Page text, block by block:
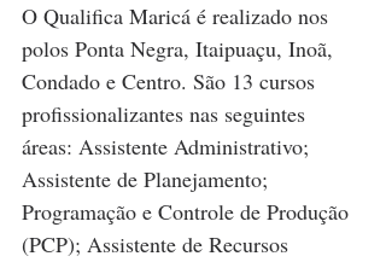
O Qualifica Maricá é realizado nos
polos Ponta Negra, Itaipuaçu, Inoã,
Condado e Centro. São 13 cursos
profissionalizantes nas seguintes
áreas: Assistente Administrativo;
Assistente de Planejamento;
Programação e Controle de Produção
(PCP); Assistente de Recursos